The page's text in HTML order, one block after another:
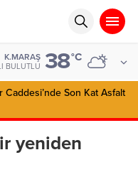
K.MARAŞ
BULUTLU 38°C
Caddesi’nde Son Kat Asfalt
yeniden